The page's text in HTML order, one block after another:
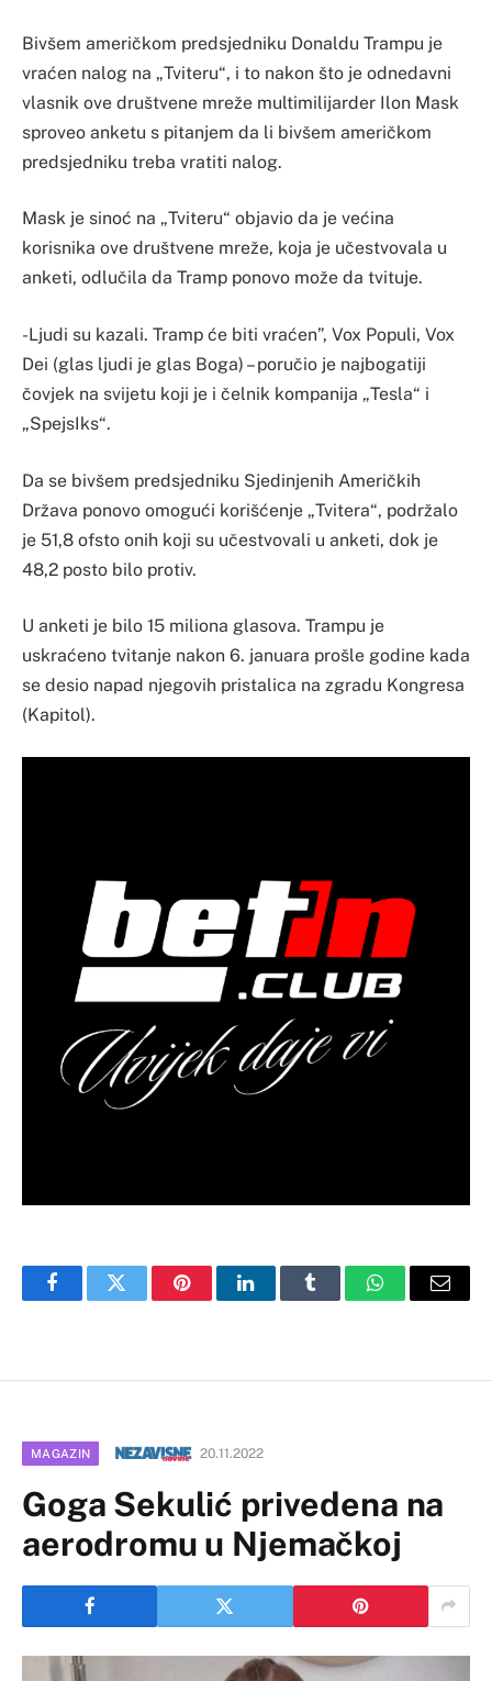
Bivšem američkom predsjedniku Donaldu Trampu je
vraćen nalog na „Tviteru“, i to nakon što je odnedavni
vlasnik ove društvene mreže multimilijarder Ilon Mask
sproveo anketu s pitanjem da li bivšem američkom
predsjedniku treba vratiti nalog.
Mask je sinoć na „Tviteru“ objavio da je većina
korisnika ove društvene mreže, koja je učestvovala u
anketi, odlučila da Tramp ponovo može da tvituje.
-Ljudi su kazali. Tramp će biti vraćen”, Vox Populi, Vox
Dei (glas ljudi je glas Boga) – poručio je najbogatiji
čovjek na svijetu koji je i čelnik kompanija „Tesla“ i
„SpejsIks“.
Da se bivšem predsjedniku Sjedinjenih Američkih
Država ponovo omogući korišćenje „Tvitera“, podržalo
je 51,8 ofsto onih koji su učestvovali u anketi, dok je
48,2 posto bilo protiv.
U anketi je bilo 15 miliona glasova. Trampu je
uskraćeno tvitanje nakon 6. januara prošle godine kada
se desio napad njegovih pristalica na zgradu Kongresa
(Kapitol).
FacebookTwitter PinterestLinkedInTumblr WhatsAppEmail
MAGAZIN 20.11.2022
Goga Sekulić privedena na
aerodromu u Njemačkoj